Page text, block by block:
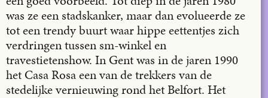
was ze een stadskanker, maar dan evolueerde ze
tot een trendy buurt waar hippe eettentjes zich
verdringen tussen sm-winkel en
travestietenshow. In Gent was in de jaren 1990
het Casa Rosa een van de trekkers van de
stedelijke vernieuwing rond het Belfort. Het